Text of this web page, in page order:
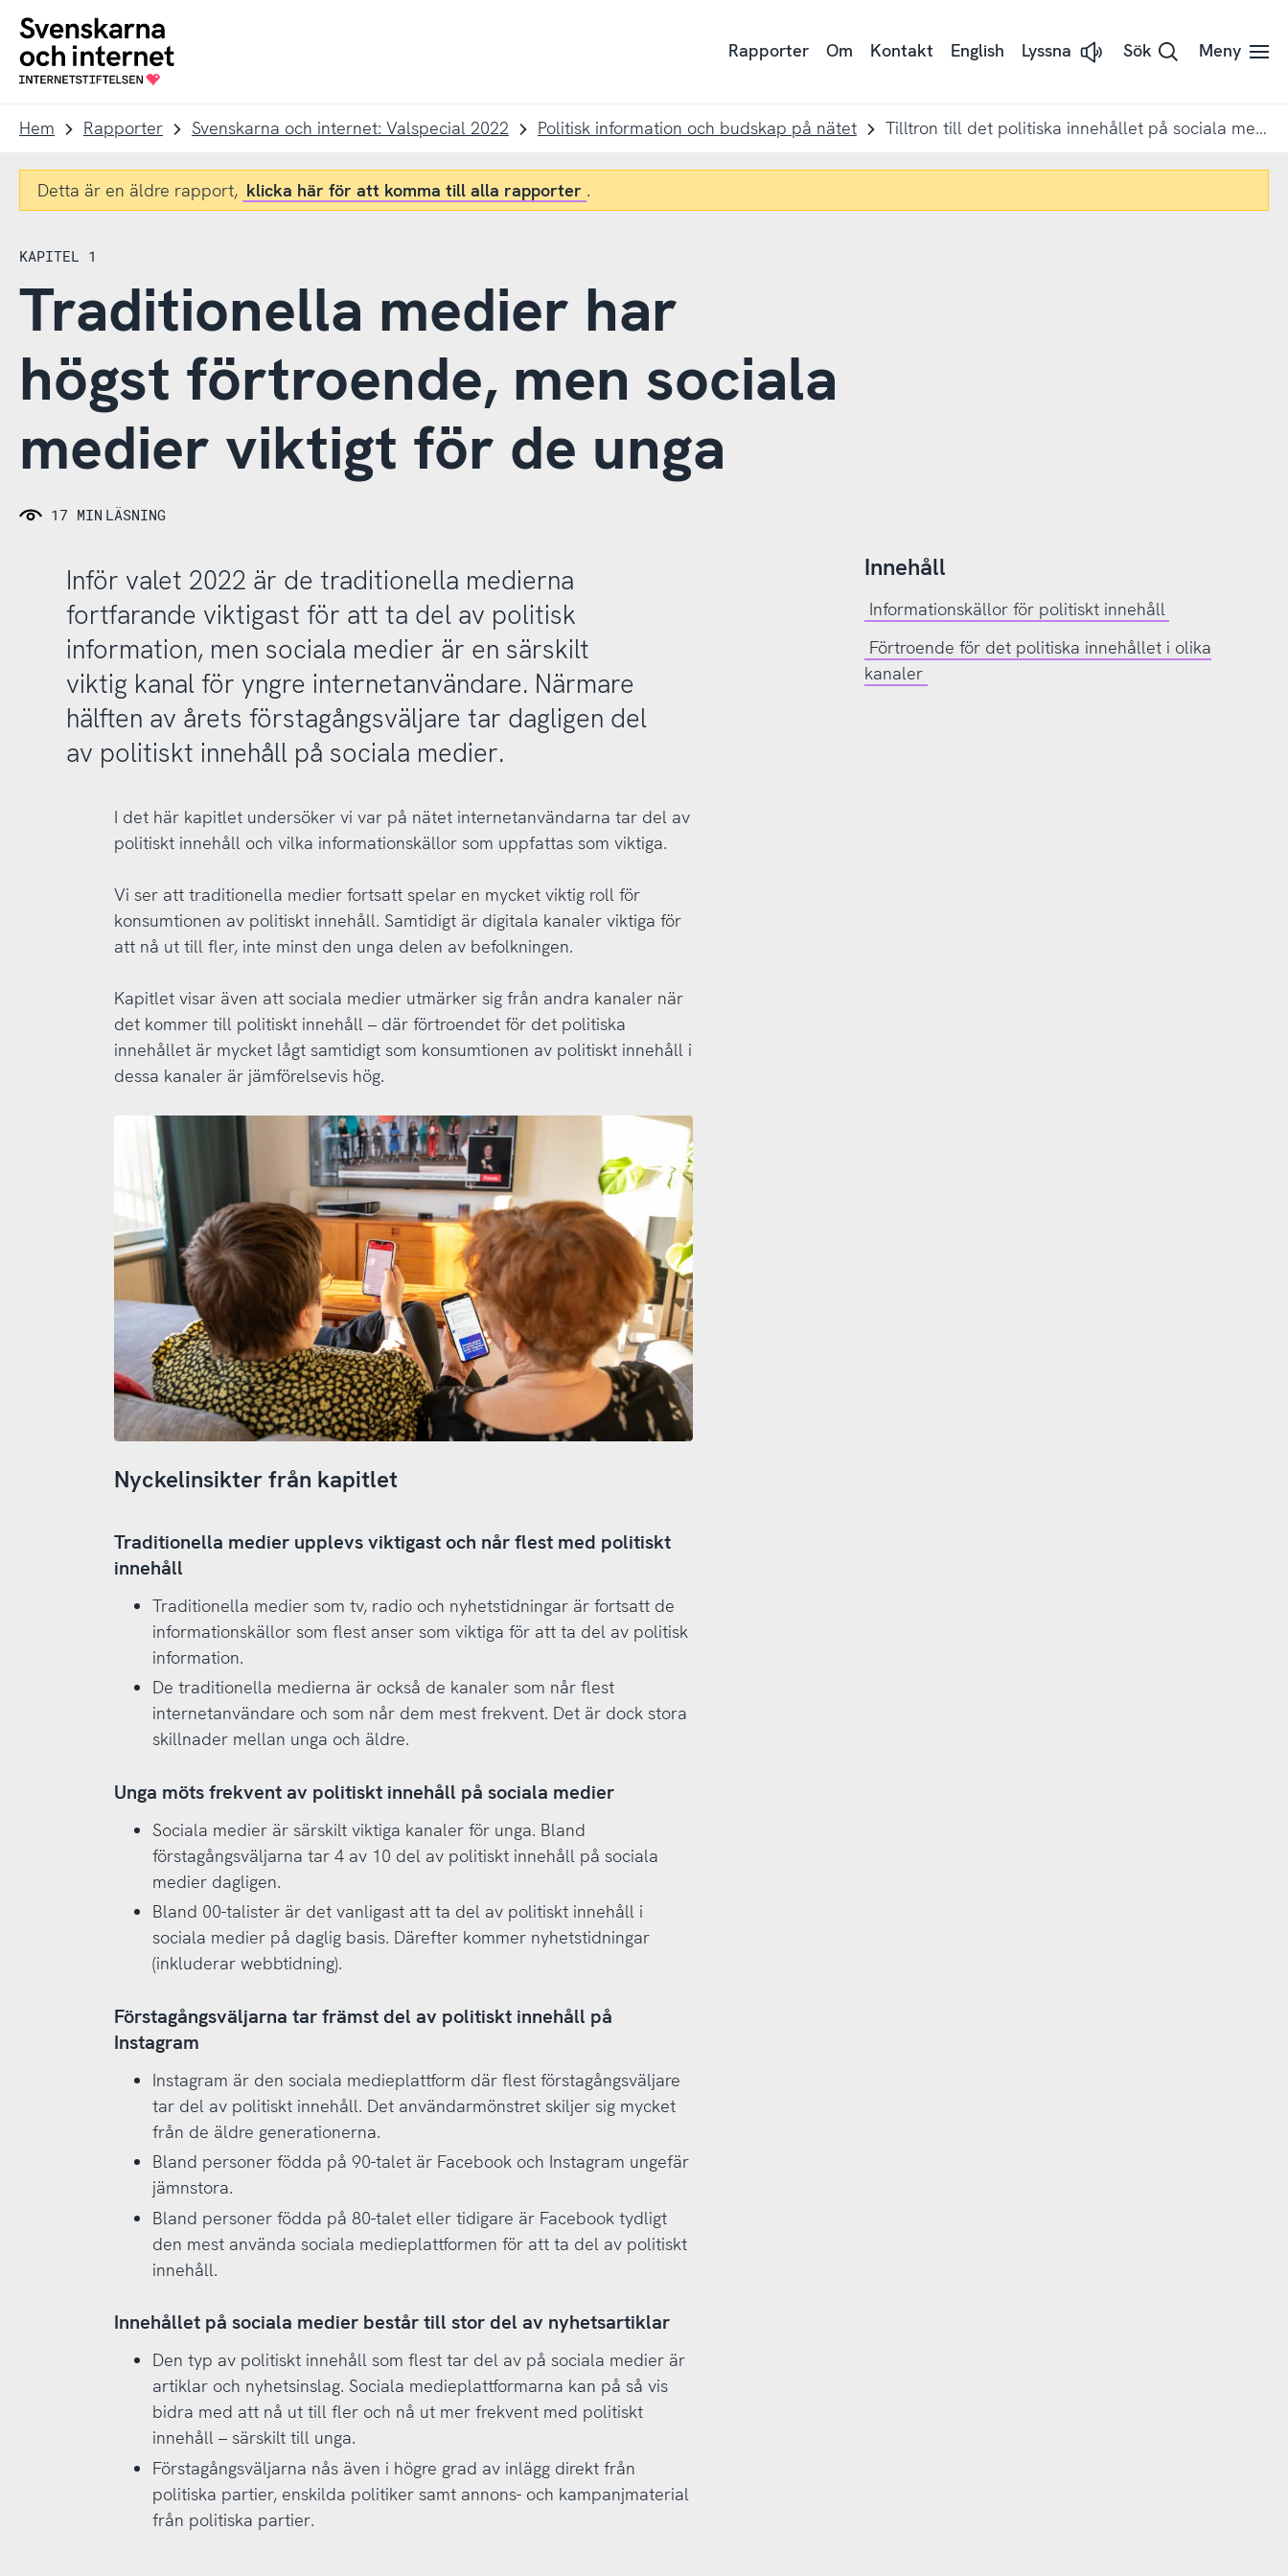
navigation
innehåll
To
startpage
Rapporter Om Kontakt English Lyssna
Lyssna
med
Sök Meny
Hem Rapporter Svenskarna och internet: Valspecial 2022 Politisk information och budskap på nätet Tilltron till det politiska innehållet på sociala medier är generellt låg bland internetanvändarna
Detta är en äldre rapport, klicka här för att komma till alla rapporter .
KAPITEL 1
Traditionella medier har
högst förtroende, men sociala
medier viktigt för de unga
17 MIN LÄSNING
Innehåll
Informationskällor för politiskt innehåll
Förtroende för det politiska innehållet i olika
kanaler
Inför valet 2022 är de traditionella medierna
fortfarande viktigast för att ta del av politisk
information, men sociala medier är en särskilt
viktig kanal för yngre internetanvändare. Närmare
hälften av årets förstagångsväljare tar dagligen del
av politiskt innehåll på sociala medier.
I det här kapitlet undersöker vi var på nätet internetanvändarna tar del av
politiskt innehåll och vilka informationskällor som uppfattas som viktiga.
Vi ser att traditionella medier fortsatt spelar en mycket viktig roll för
konsumtionen av politiskt innehåll. Samtidigt är digitala kanaler viktiga för
att nå ut till fler, inte minst den unga delen av befolkningen.
Kapitlet visar även att sociala medier utmärker sig från andra kanaler när
det kommer till politiskt innehåll – där förtroendet för det politiska
innehållet är mycket lågt samtidigt som konsumtionen av politiskt innehåll i
dessa kanaler är jämförelsevis hög.
Nyckelinsikter från kapitlet
Traditionella medier upplevs viktigast och når flest med politiskt
innehåll
Traditionella medier som tv, radio och nyhetstidningar är fortsatt de
informationskällor som flest anser som viktiga för att ta del av politisk
information.
De traditionella medierna är också de kanaler som når flest
internetanvändare och som når dem mest frekvent. Det är dock stora
skillnader mellan unga och äldre.
Unga möts frekvent av politiskt innehåll på sociala medier
Sociala medier är särskilt viktiga kanaler för unga. Bland
förstagångsväljarna tar 4 av 10 del av politiskt innehåll på sociala
medier dagligen.
Bland 00-talister är det vanligast att ta del av politiskt innehåll i
sociala medier på daglig basis. Därefter kommer nyhetstidningar
(inkluderar webbtidning).
Förstagångsväljarna tar främst del av politiskt innehåll på
Instagram
Instagram är den sociala medieplattform där flest förstagångsväljare
tar del av politiskt innehåll. Det användarmönstret skiljer sig mycket
från de äldre generationerna.
Bland personer födda på 90-talet är Facebook och Instagram ungefär
jämnstora.
Bland personer födda på 80-talet eller tidigare är Facebook tydligt
den mest använda sociala medieplattformen för att ta del av politiskt
innehåll.
Innehållet på sociala medier består till stor del av nyhetsartiklar
Den typ av politiskt innehåll som flest tar del av på sociala medier är
artiklar och nyhetsinslag. Sociala medieplattformarna kan på så vis
bidra med att nå ut till fler och nå ut mer frekvent med politiskt
innehåll – särskilt till unga.
Förstagångsväljarna nås även i högre grad av inlägg direkt från
politiska partier, enskilda politiker samt annons- och kampanjmaterial
från politiska partier.